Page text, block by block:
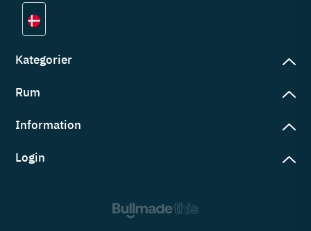
Kategorier
Rum
Information
Login